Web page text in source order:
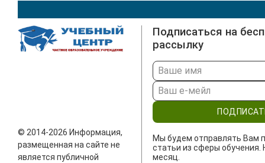
© 2014-2026 Информация,
размещенная на сайте не
является публичной
Подписаться на
рассылку
Мы будем отправлять Вам
статьи из сферы обучения.
месяц.